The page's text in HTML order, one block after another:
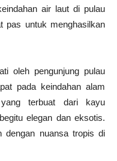
air laut di pulau
pas untuk menghasilkan
oleh pengunjung pulau
pada keindahan alam
yang terbuat dari kayu
elegan dan eksotis.
dengan nuansa tropis di